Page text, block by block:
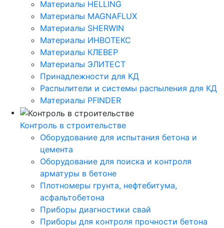
Материалы HELLING
Материалы MAGNAFLUX
Материалы SHERWIN
Материалы ИНВОТЕКС
Материалы КЛЕВЕР
Материалы ЭЛИТЕСТ
Принадлежности для КД
Распылители и системы распыления для КД
Материалы PFINDER
Контроль в строительстве
Оборудование для испытания бетона и
цемента
Оборудование для поиска и контроля
арматуры в бетоне
Плотномеры грунта, нефтебитума,
асфальтобетона
Приборы диагностики свай
Приборы для контроля прочности бетона